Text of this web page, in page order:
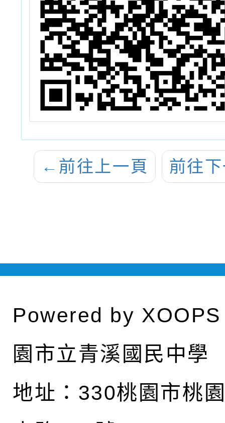
← 前往上一頁 前往
Powered by XOOPS
園市立青溪國民中學
地址： 330桃園市桃